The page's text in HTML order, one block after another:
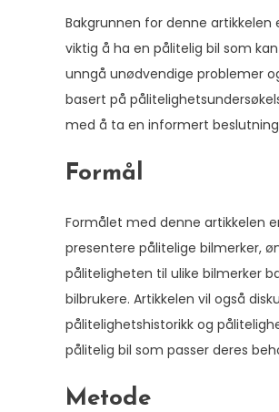
Bakgrunnen for denne
viktig å ha en pålitelig bil som
unngå unødvendige problemer
basert på
med å ta en informert beslutning
Formål
Formålet med denne artikkelen
presentere pålitelige bilmerker,
påliteligheten til ulike bilmerker
bilbrukere. Artikkelen vil også
pålitelighetshistorikk og
pålitelig bil som passer deres
Metode